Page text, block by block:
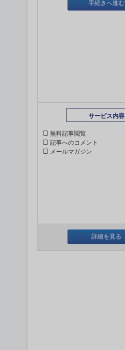
手続きへ進む
サービス内容
無料記事閲覧
記事へのコメント
メールマガジン
詳細を見る